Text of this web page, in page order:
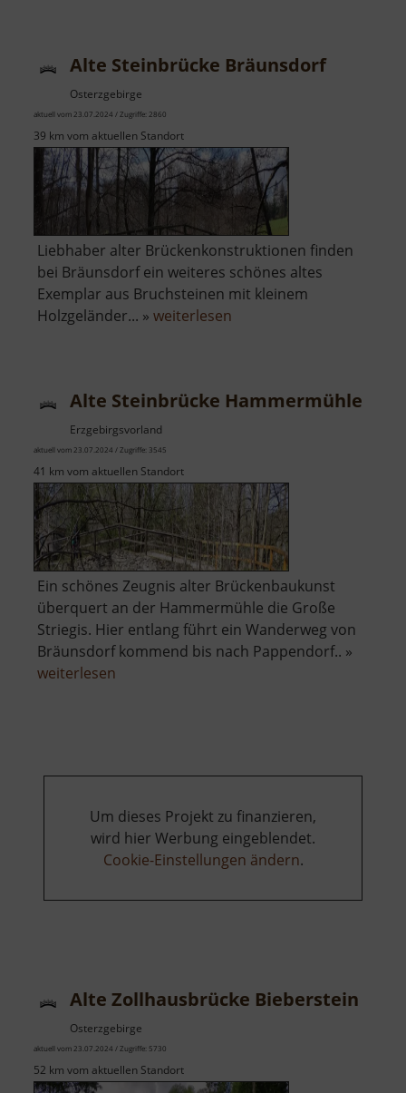
Alte Steinbrücke Bräunsdorf
Osterzgebirge
aktuell vom 23.07.2024 / Zugriffe: 2860
39 km vom aktuellen Standort
Liebhaber alter Brückenkonstruktionen finden
bei Bräunsdorf ein weiteres schönes altes
Exemplar aus Bruchsteinen mit kleinem
Holzgeländer... » weiterlesen
Alte Steinbrücke Hammermühle
Erzgebirgsvorland
aktuell vom 23.07.2024 / Zugriffe: 3545
41 km vom aktuellen Standort
Ein schönes Zeugnis alter Brückenbaukunst
überquert an der Hammermühle die Große
Striegis. Hier entlang führt ein Wanderweg von
Bräunsdorf kommend bis nach Pappendorf.. »
weiterlesen
Um dieses Projekt zu finanzieren,
wird hier Werbung eingeblendet.
Cookie-Einstellungen ändern.
Alte Zollhausbrücke Bieberstein
Osterzgebirge
aktuell vom 23.07.2024 / Zugriffe: 5730
52 km vom aktuellen Standort